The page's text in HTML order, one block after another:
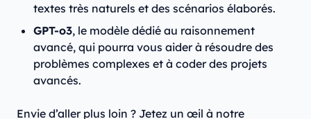
textes très naturels et des scénarios élaborés.
GPT-o3, le modèle dédié au raisonnement
avancé, qui pourra vous aider à résoudre des
problèmes complexes et à coder des projets
avancés.
Envie d’aller plus loin ? Jetez un œil à notre